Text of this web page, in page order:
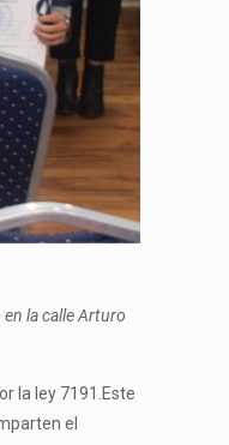
la calle Arturo
la ley 7191.Este
el